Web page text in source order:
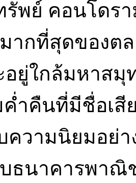
รัพย์ คอนโดร
ากที่สุดของต
อยู่ใกล้มหาส
ค่ำคืนที่มีชื่อเสี
ความนิยมอย่า
ธนาคารพาณิ